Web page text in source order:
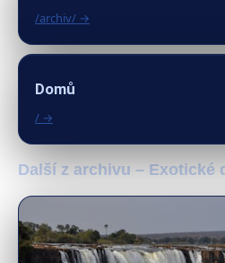
/archiv/ →
Domů
/ →
Další z archivu – Exotické